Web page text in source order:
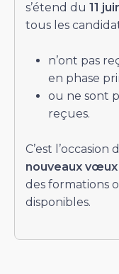
s’étend du 11
tous les
n’ont pas
en phase
ou ne sont
reçues.
C’est
nouveaux vœux
des formations
disponibles.